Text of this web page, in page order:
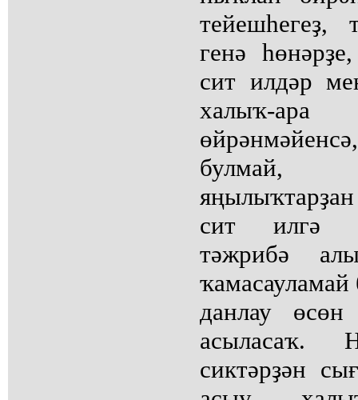
генә
сит илдәр
халыҡ-
булмай,
сит илгә
тәжрибә
данлау
асыласаҡ.
сиктәрҙән